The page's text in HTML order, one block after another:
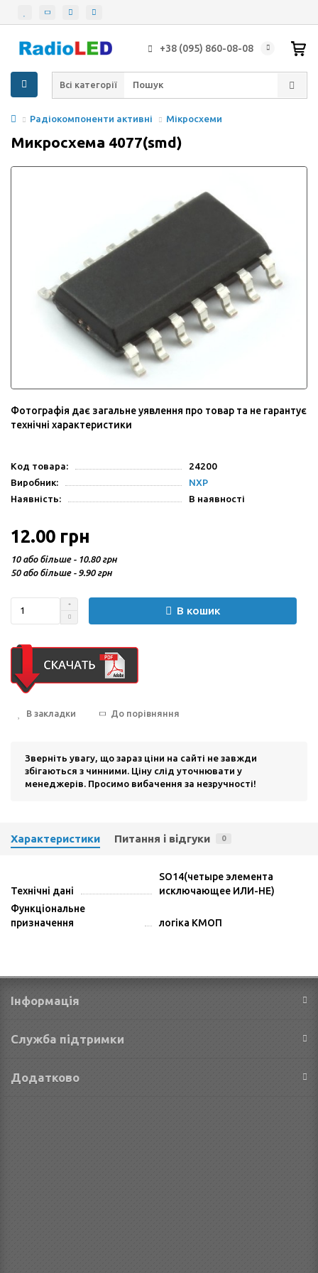
+38 (095) 860-08-08
Всі категорії
Радіокомпоненти активні Мікросхеми
Микросхема 4077(smd)
Фотографія дає загальне уявлення про товар та не гарантує
технічні характеристики
Код товара:
24200
Виробник:
NXP
Наявність:
В наявності
12.00 грн
10 або більше - 10.80 грн
50 або більше - 9.90 грн
В кошик
В закладки До порівняння
Зверніть увагу, що зараз ціни на сайті не завжди
збігаються з чинними. Ціну слід уточнювати у
менеджерів. Просимо вибачення за незручності!
Характеристики Питання і відгуки 0
Технічні дані
SO14(четыре элемента
исключающее ИЛИ-НЕ)
Функціональне
призначення
логіка КМОП
Iнформація
Служба підтримки
Додатково